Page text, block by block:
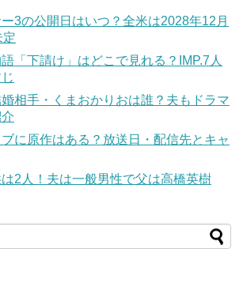
3の公開日はいつ？全米は2028年12月
定
「下請け」はどこで見れる？IMP.7人
相手・くまおかりおは誰？夫もドラマ
に原作はある？放送日・配信先とキャ
2人！夫は一般男性で父は高橋英樹